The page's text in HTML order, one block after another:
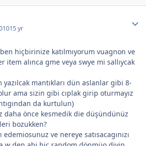
15 yr
hiçbirinize katılmıyorum vuagnon ve
alınca gme veya swye mi sallıycak
mantıkları dün aslanlar gibi 8-
ama sizin gibi cıplak girip oturmayız
da kurtulun)
daha önce kesmedik die düşündünüz
bozukken?
ve nereye satısacagınızı